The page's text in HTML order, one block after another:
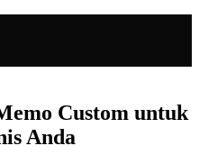
Custom untuk
Anda